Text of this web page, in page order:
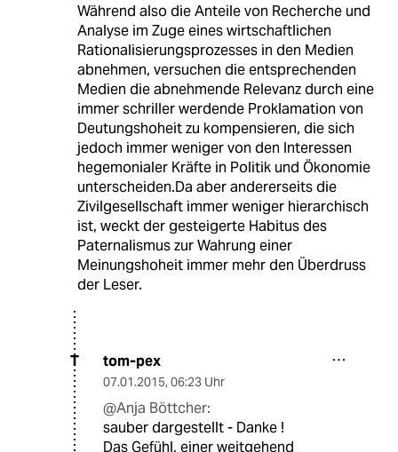
Während also die Anteile von Recherche und
Analyse im Zuge eines wirtschaftlichen
Rationalisierungsprozesses in den Medien
abnehmen, versuchen die entsprechenden
Medien die abnehmende Relevanz durch eine
immer schriller werdende Proklamation von
Deutungshoheit zu kompensieren, die sich
jedoch immer weniger von den Interessen
hegemonialer Kräfte in Politik und Ökonomie
unterscheiden.Da aber andererseits die
Zivilgesellschaft immer weniger hierarchisch
ist, weckt der gesteigerte Habitus des
Paternalismus zur Wahrung einer
Meinungshoheit immer mehr den Überdruss
der Leser.
T tom-pex
07.01.2015, 06:23 Uhr
@Anja Böttcher:
sauber dargestellt - Danke !
Das Gefühl, einer weitgehend